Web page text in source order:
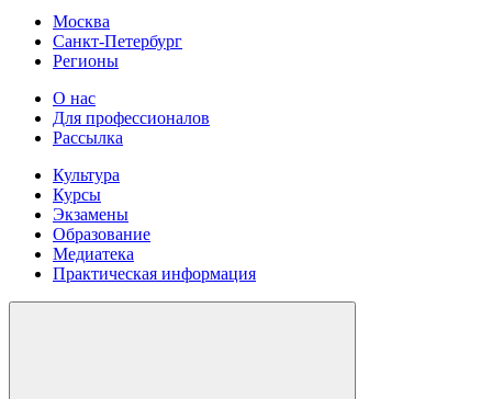
Москва
Санкт-Петербург
Регионы
О нас
Для профессионалов
Рассылка
Культура
Курсы
Экзамены
Образование
Медиатека
Практическая информация